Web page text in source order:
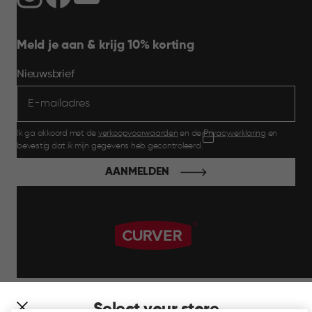
Meld je aan & krijg 10% korting
Nieuwsbrief
Ik ga akkoord met de verkoopvoorwaarden en dePrivacyverklaring en
bevestig dat ik mijn gegevens heb gecontroleerd.
AANMELDEN